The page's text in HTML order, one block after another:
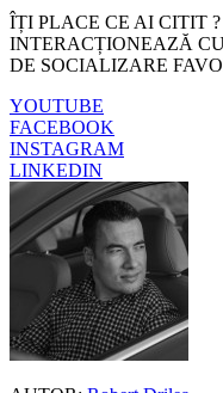
ÎȚI PLACE CE AI CITIT ?
INTERACȚIONEAZĂ
DE SOCIALIZARE
YOUTUBE
FACEBOOK
INSTAGRAM
LINKEDIN